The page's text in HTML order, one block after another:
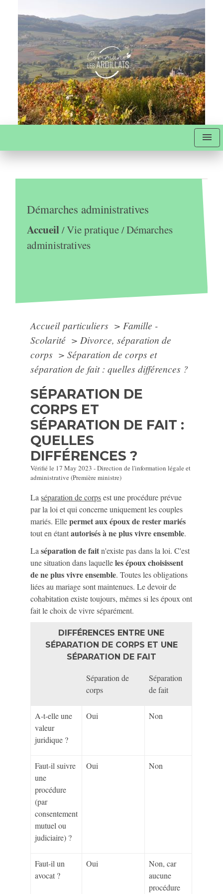
menu
Démarches administratives
Accueil/Vie pratique/Démarches
administratives
Accueil particuliers > Famille -
Scolarité > Divorce, séparation de
corps > Séparation de corps et
séparation de fait : quelles différences ?
SÉPARATION DE
CORPS ET
SÉPARATION DE FAIT :
QUELLES
DIFFÉRENCES ?
Vérifié le 17 May 2023 - Direction de l'information légale et
administrative (Première ministre)
Laséparation de corpsest une procédure prévue
par la loi et qui concerne uniquement les couples
mariés. Ellepermet aux époux de rester mariés
tout en étantautorisés à ne plus vivre ensemble.
Laséparation de faitn'existe pas dans la loi. C'est
une situation dans laquelleles époux choisissent
de ne plus vivre ensemble. Toutes les obligations
liées au mariage sont maintenues. Le devoir de
cohabitation existe toujours, mêmes si les époux ont
fait le choix de vivre séparément.
DIFFÉRENCES ENTRE UNE
SÉPARATION DE CORPS ET UNE
SÉPARATION DE FAIT
Séparation de
corps
Séparation
de fait
A-t-elle une
valeur
juridique ?
Oui Non
Faut-il suivre
une
procédure
(par
consentement
mutuel ou
judiciaire) ?
Oui Non
Faut-il un
avocat ?
Oui
Non, car
aucune
procédure